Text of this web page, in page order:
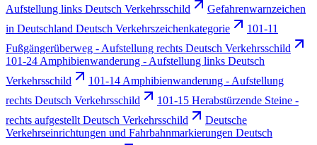
Aufstellung links Deutsch Verkehrsschild
Gefahrenwarnzeichen
in Deutschland Deutsch Verkehrszeichenkategorie
101-11
Fußgängerüberweg - Aufstellung rechts Deutsch Verkehrsschild
101-24 Amphibienwanderung - Aufstellung links Deutsch
Verkehrsschild
101-14 Amphibienwanderung - Aufstellung
rechts Deutsch Verkehrsschild
101-15 Herabstürzende Steine -
rechts aufgestellt Deutsch Verkehrsschild
Deutsche
Verkehrseinrichtungen und Fahrbahnmarkierungen Deutsch